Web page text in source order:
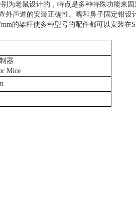
别为老鼠设计的，特点是多种特殊功能来
声道的安装正确性。嘴和鼻子固定钳设
的架杆使多种型号的配件都可以安装在
器
Mice